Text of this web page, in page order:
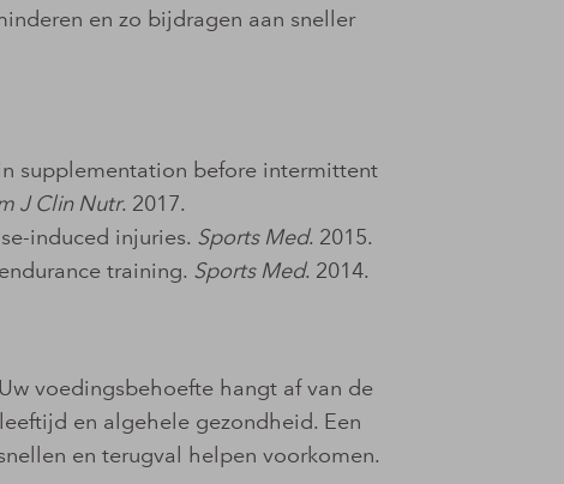
en zo bijdragen aan sneller
supplementation before intermittent
J Clin Nutr. 2017.
induced injuries. Sports Med. 2015.
training. Sports Med. 2014.
voedingsbehoefte hangt af van de
en algehele gezondheid. Een
en terugval helpen voorkomen.